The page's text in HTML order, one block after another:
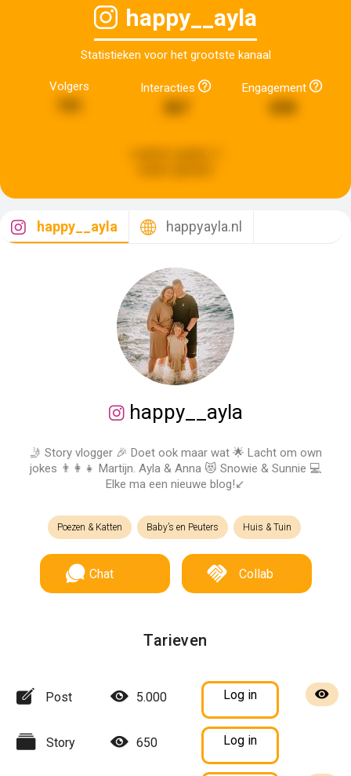
happy__ayla
Statistieken voor het grootste kanaal
Volgers Interacties Engagement
658
happy__ayla happyayla.nl
happy__ayla
🤳 Story vlogger 🎉 Doet ook maar wat 🌟 Lacht om own
jokes 👨‍👩‍👧 Martijn. Ayla & Anna 😻 Snowie & Sunnie 💻
Elke ma een nieuwe blog!↙️
Poezen & Katten Baby’s en Peuters Huis & Tuin
Chat Collab
Tarieven
Post 5.000 Log in
Story 650 Log in